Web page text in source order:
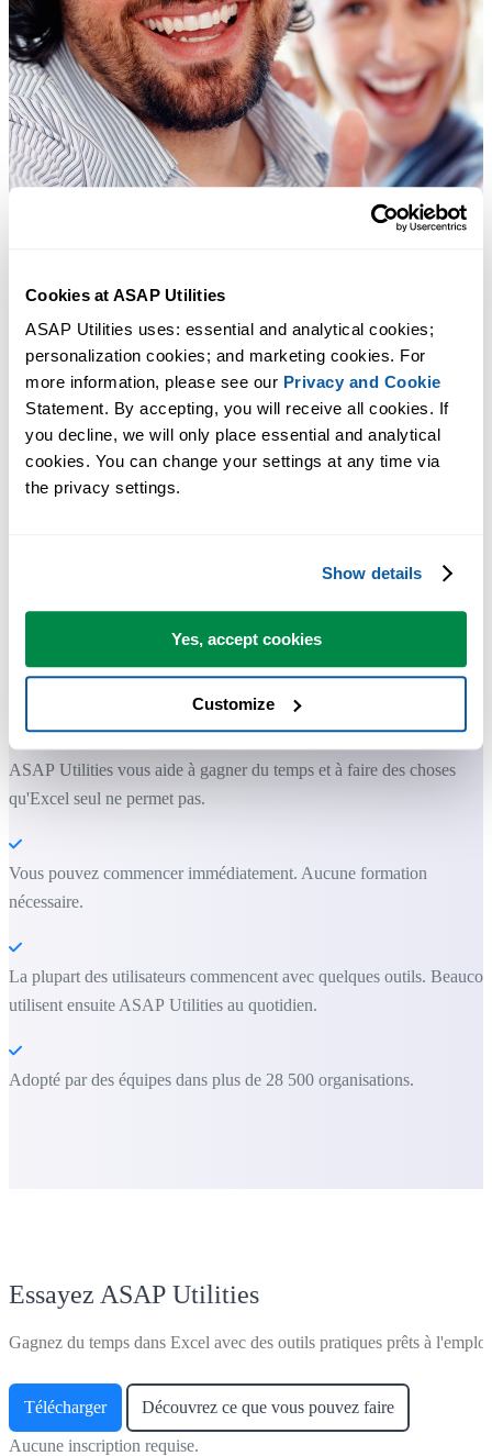
Cookies at ASAP Utilities
ASAP Utilities uses: essential and analytical cookies;
personalization cookies; and marketing cookies. For
more information, please see our Privacy and Cookie
Statement. By accepting, you will receive all cookies. If
you decline, we will only place essential and analytical
cookies. You can change your settings at any time via
the privacy settings.
Show details
Yes, accept cookies
Customize
avoir directement dans Excel.
Gagnez du temps dans Excel. Tout
simplement.
ASAP Utilities vous aide à gagner du temps et à faire des choses
qu'Excel seul ne permet pas.
Vous pouvez commencer immédiatement. Aucune formation
nécessaire.
La plupart des utilisateurs commencent avec quelques outils.
utilisent ensuite ASAP Utilities au quotidien.
Adopté par des équipes dans plus de 28 500 organisations.
Essayez ASAP Utilities
Gagnez du temps dans Excel avec des outils pratiques prêts à
Télécharger Découvrez ce que vous pouvez faire
Aucune inscription requise.